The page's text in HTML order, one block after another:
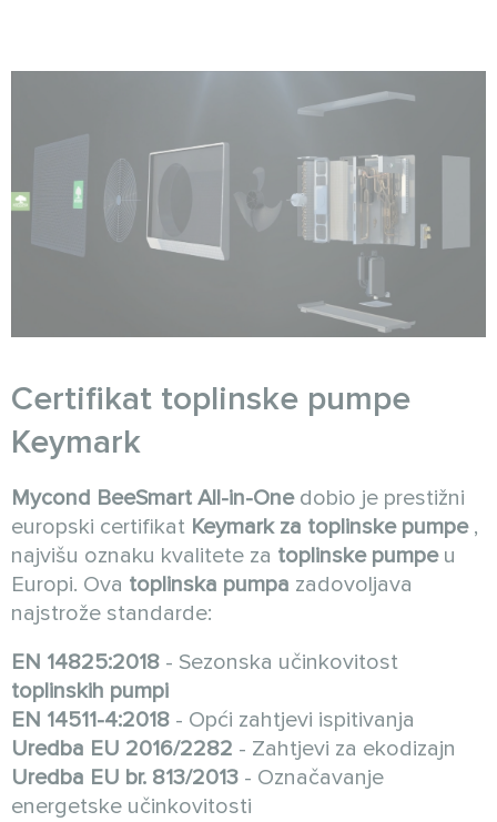
Certifikat toplinske pumpe
Keymark
Mycond BeeSmart All-in-Onedobio je prestižni
europski certifikat Keymark za toplinske pumpe,
najvišu oznaku kvalitete za toplinske pumpeu
Europi. Ova toplinska pumpa zadovoljava
najstrože standarde:
EN 14825:2018 - Sezonska učinkovitost
toplinskih pumpi
EN 14511-4:2018 - Opći zahtjevi ispitivanja
Uredba EU 2016/2282 - Zahtjevi za ekodizajn
Uredba EU br. 813/2013 - Označavanje
energetske učinkovitosti